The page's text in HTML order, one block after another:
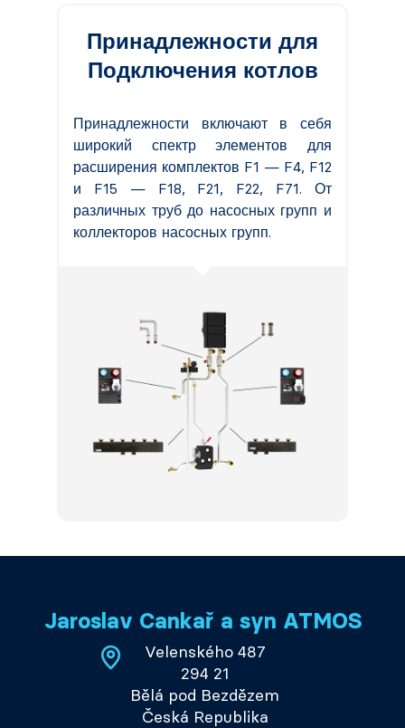
Принадлежности для
Подключения котлов
Принадлежности включают в себя
широкий спектр элементов для
расширения комплектов F1 — F4, F12
и F15 — F18, F21, F22, F71. От
различных труб до насосных групп и
коллекторов насосных групп.
Jaroslav Cankař a syn ATMOS
Velenského 487
294 21
Bělá pod Bezdězem
Česká Republika